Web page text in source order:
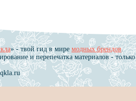
» - твой гид в мире модных брендов.
и перепечатка материалов - только